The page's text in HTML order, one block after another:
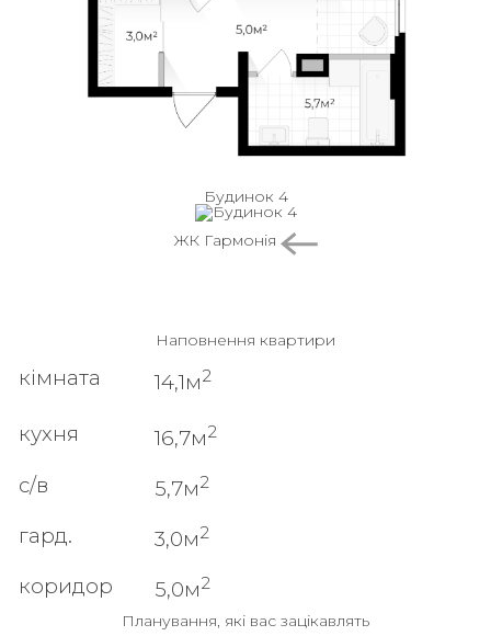
Будинок 4
ЖК Гармонія
Наповнення квартири
кімната 14,1м2
кухня 16,7м2
с/в 5,7м2
гард. 3,0м2
коридор 5,0м2
Планування, які вас зацікавлять